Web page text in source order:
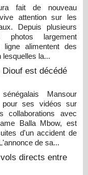
fait de nouveau
attention sur les
Depuis plusieurs
photos largement
ligne alimentent des
lesquelles la...
est décédé
sénégalais Mansour
pour ses vidéos sur
collaborations avec
Balla Mbow, est
d'un accident de
de sa...
directs entre